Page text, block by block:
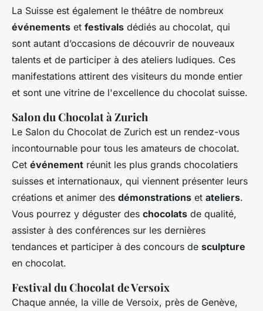
La Suisse est également le théâtre de nombreux
événements et festivals dédiés au chocolat, qui
sont autant d’occasions de découvrir de nouveaux
talents et de participer à des ateliers ludiques. Ces
manifestations attirent des visiteurs du monde entier
et sont une vitrine de l'excellence du chocolat suisse.
Salon du Chocolat à Zurich
Le Salon du Chocolat de Zurich est un rendez-vous
incontournable pour tous les amateurs de chocolat.
Cet événement réunit les plus grands chocolatiers
suisses et internationaux, qui viennent présenter leurs
créations et animer des démonstrations et ateliers.
Vous pourrez y déguster des chocolats de qualité,
assister à des conférences sur les dernières
tendances et participer à des concours de sculpture
en chocolat.
Festival du Chocolat de Versoix
Chaque année, la ville de Versoix, près de Genève,